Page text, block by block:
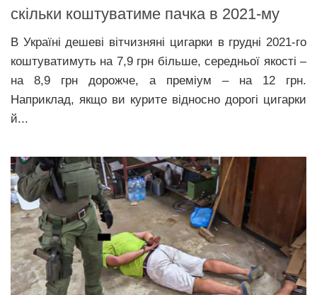
скільки коштуватиме пачка в 2021-му
В Україні дешеві вітчизняні цигарки в грудні 2021-го
коштуватимуть на 7,9 грн більше, середньої якості –
на 8,9 грн дорожче, а преміум – на 12 грн.
Наприклад, якщо ви курите відносно дорогі цигарки
й...